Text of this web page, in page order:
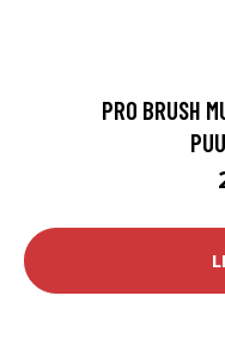
PRO BRUSH